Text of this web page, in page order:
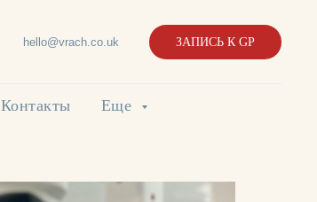
hello@vrach.co.uk ЗАПИСЬ К GP
Контакты Еще